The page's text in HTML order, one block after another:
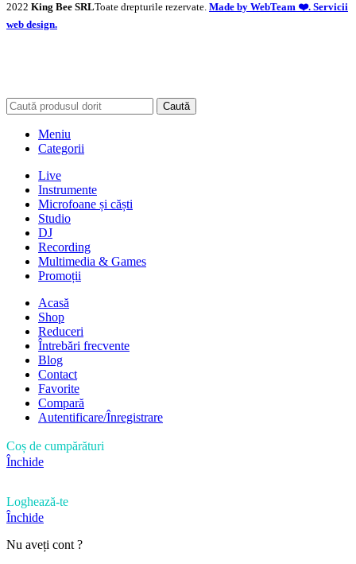
2022 King Bee SRLToate drepturile rezervate. Made by WebTeam ❤️. Servicii
web design.
Caută
Meniu
Categorii
Live
Instrumente
Microfoane și căști
Studio
DJ
Recording
Multimedia & Games
Promoții
Acasă
Shop
Reduceri
Întrebări frecvente
Blog
Contact
Favorite
Compară
Autentificare/Înregistrare
Coș de cumpărături
Închide
Loghează-te
Închide
Nu aveți cont ?